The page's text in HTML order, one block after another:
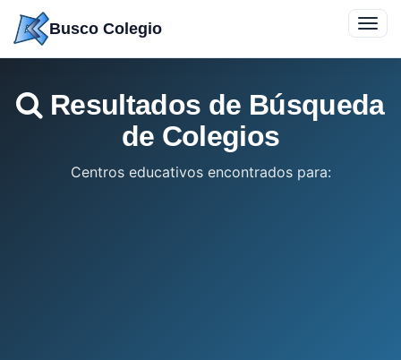
contenido
Busco Colegio
Resultados de Búsqueda
de Colegios
Centros educativos encontrados para: